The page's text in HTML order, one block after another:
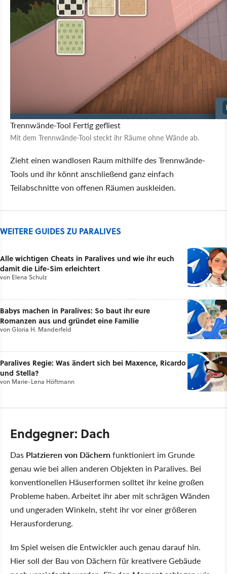
Trennwände-Tool Fertig gefliest
Mit dem Trennwände-Tool steckt ihr Räume ohne Wände ab.
Zieht einen wandlosen Raum mithilfe des Trennwände-
Tools und ihr könnt anschließend ganz einfach
Teilabschnitte von offenen Räumen auskleiden.
WEITERE GUIDES ZU PARALIVES
Alle wichtigen Cheats in Paralives und wie ihr euch
damit die Life-Sim erleichtert
von Elena Schulz
Babys machen in Paralives: So baut ihr eure
Romanzen aus und gründet eine Familie
vonGloria H. Manderfeld
Paralives Regie: Was ändert sich bei Maxence, Ricardo
und Stella?
von Marie-Lena Höftmann
Endgegner: Dach
Das Platzieren von Dächernfunktioniert im Grunde
genau wie bei allen anderen Objekten in Paralives. Bei
konventionellen Häuserformen solltet ihr keine großen
Probleme haben. Arbeitet ihr aber mit schrägen Wänden
und ungeraden Winkeln, steht ihr vor einer größeren
Herausforderung.
Im Spiel weisen die Entwickler auch genau darauf hin.
Hier soll der Bau von Dächern für kreativere Gebäude